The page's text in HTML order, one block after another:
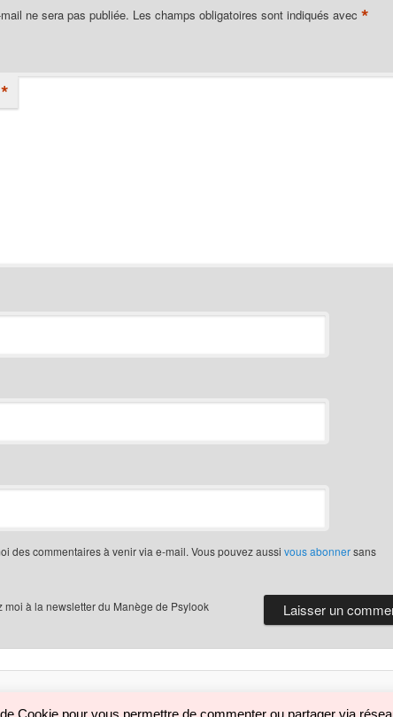
ne sera pas publiée. Les champs obligatoires sont indiqués avec *
*
des commentaires à venir via e-mail. Vous pouvez aussi vous abonnersans
moi à la newsletter du Manège de Psylook
Politique de confidentialité Fièrement propulsé par WordPress
Cookie pour vous permettre de commenter ou partager via